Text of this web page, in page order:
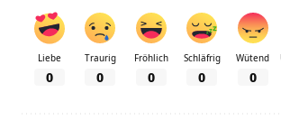
Liebe
0
Traurig
0
Fröhlich
0
Schläfrig
0
Wütend
0